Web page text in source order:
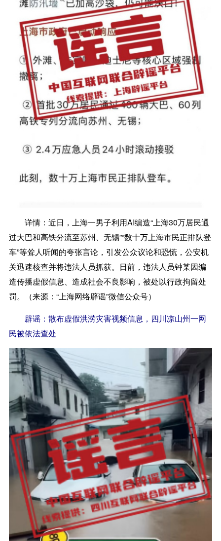
详情： 近日，上海一男子利用AI编造“上海30万居民通
过大巴和高铁分流至苏州、无锡”“数十万上海市民正排队登
车”等耸人听闻的夸张言论，引发公众议论和恐慌，公安机
关迅速核查并将违法人员抓获。日前，违法人员钟某因编
造传播虚假信息、造成社会不良影响，被处以行政拘留处
罚。（来源：“上海网络辟谣”微信公众号）
辟谣：散布虚假洪涝灾害视频信息，四川凉山州一网
民被依法查处